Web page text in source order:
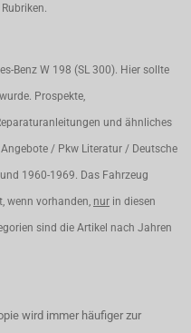
Benz W 198 (SL 300). Hier sollte
Prospekte,
und ähnliches
/ Pkw Literatur / Deutsche
1960-1969. Das Fahrzeug
wenn vorhanden, nur in diesen
sind die Artikel nach Jahren
wird immer häufiger zur